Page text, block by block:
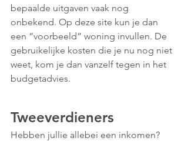
bepaalde uitgaven vaak nog
onbekend. Op deze site kun je dan
een “voorbeeld” woning invullen. De
gebruikelijke kosten die je nu nog niet
weet, kom je dan vanzelf tegen in het
budgetadvies.
Tweeverdieners
Hebben jullie allebei een inkomen?